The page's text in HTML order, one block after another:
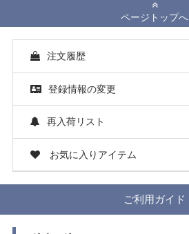
ページトップへ
注文履歴
登録情報の変更
再入荷リスト
お気に入りアイテム
ご利用ガイド